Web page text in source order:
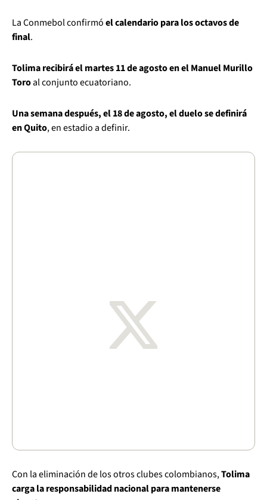
La Conmebol confirmóel calendario para los octavos de
final.
Tolima recibirá el martes 11 de agosto en el Manuel Murillo
Toroal conjunto ecuatoriano.
Una semana después, el 18 de agosto, el duelo se definirá
en Quito, en estadio a definir.
Con la eliminación de los otros clubes colombianos,Tolima
carga la responsabilidad nacional para mantenerse